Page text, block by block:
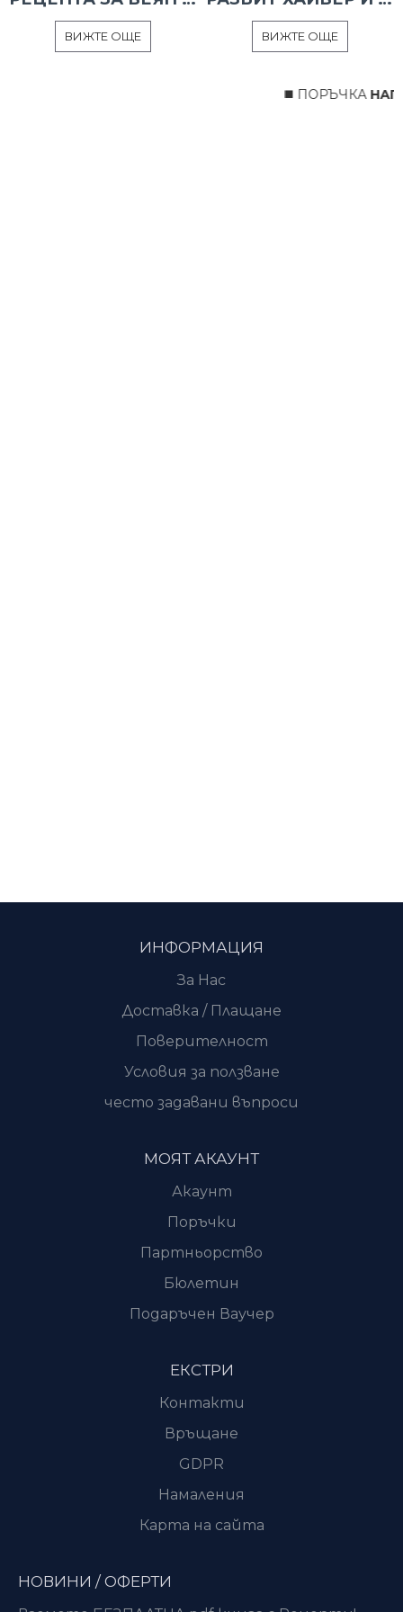
ВИЖТЕ ОЩЕ ВИЖТЕ ОЩЕ
◼️ ПОРЪЧКА
ИНФОРМАЦИЯ
За Нас
Доставка / Плащане
Поверителност
Условия за ползване
често задавани въпроси
МОЯТ АКАУНТ
Акаунт
Поръчки
Партньорство
Бюлетин
Подаръчен Ваучер
ЕКСТРИ
Контакти
Връщане
GDPR
Намаления
Карта на сайта
НОВИНИ / ОФЕРТИ